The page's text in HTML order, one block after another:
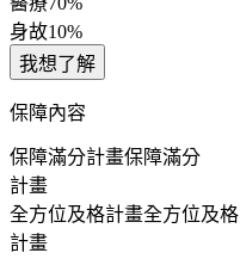
身故10%
我想了解
保障內容
保障滿分計畫保障滿分
計畫
全方位及格計畫全方位及格
計畫